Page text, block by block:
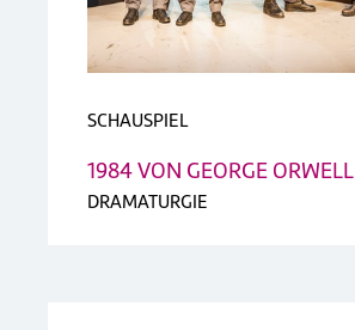
SCHAUSPIEL
1984 VON GEORGE ORWELL
DRAMATURGIE